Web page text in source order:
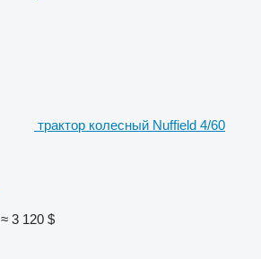
трактор колесный Nuffield 4/60
≈ 3 120 $